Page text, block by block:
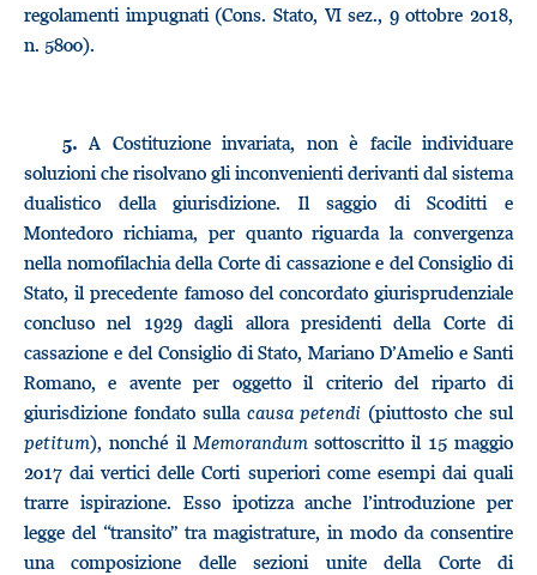
regolamenti impugnati (Cons. Stato, VI sez., 9 ottobre 2018,
n. 5800).
5. A Costituzione invariata, non è facile individuare
soluzioni che risolvano gli inconvenienti derivanti dal sistema
dualistico della giurisdizione. Il saggio di Scoditti e
Montedoro richiama, per quanto riguarda la convergenza
nella nomofilachia della Corte di cassazione e del Consiglio di
Stato, il precedente famoso del concordato giurisprudenziale
concluso nel 1929 dagli allora presidenti della Corte di
cassazione e del Consiglio di Stato, Mariano D’Amelio e Santi
Romano, e avente per oggetto il criterio del riparto di
giurisdizione fondato sulla causa petendi (piuttosto che sul
petitum), nonché il Memorandumsottoscritto il 15 maggio
2017 dai vertici delle Corti superiori come esempi dai quali
trarre ispirazione. Esso ipotizza anche l’introduzione per
legge del “transito” tra magistrature, in modo da consentire
una composizione delle sezioni unite della Corte di